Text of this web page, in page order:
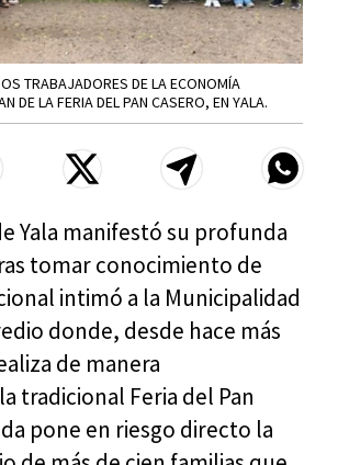
TRABAJADORES DE LA ECONOMÍA
DE LA FERIA DEL PAN CASERO, EN YALA.
Yala manifestó su profunda
tomar conocimiento de
intimó a la Municipalidad
donde, desde hace más
de manera
tradicional Feria del Pan
pone en riesgo directo la